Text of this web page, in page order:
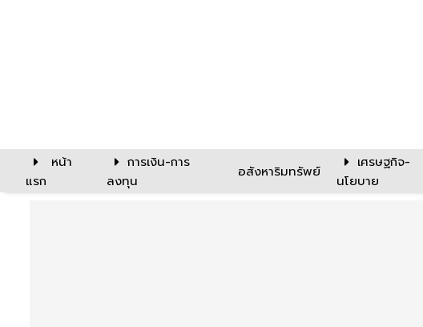
หน้า
แรก
การเงิน-การ
ลงทุน
อสังหาริมทรัพย์
เศรษฐกิจ-
นโยบาย